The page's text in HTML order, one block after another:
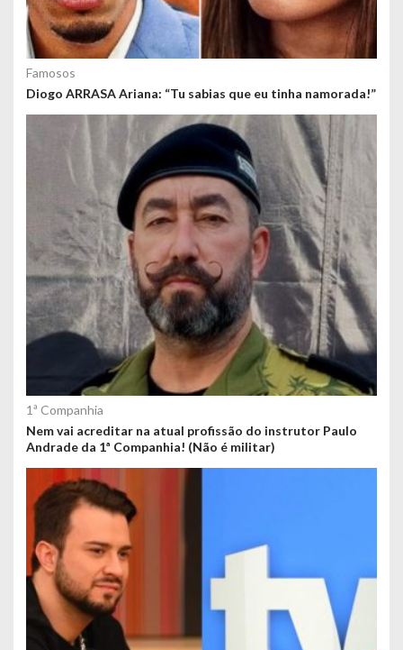
Famosos
Diogo ARRASA Ariana: “Tu sabias que eu tinha namorada!”
1ª Companhia
Nem vai acreditar na atual profissão do instrutor Paulo
Andrade da 1ª Companhia! (Não é militar)